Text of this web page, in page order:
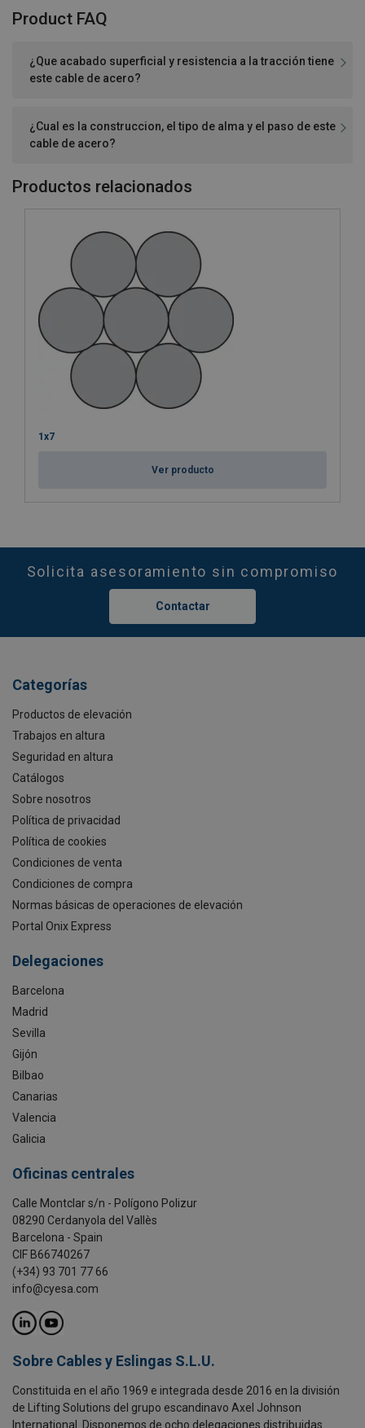
Product FAQ
¿Que acabado superficial y resistencia a la tracción tiene
este cable de acero?
¿Cual es la construccion, el tipo de alma y el paso de este
cable de acero?
Productos relacionados
1x7
Ver producto
Solicita asesoramiento sin compromiso
Contactar
Categorías
Productos de elevación
Trabajos en altura
Seguridad en altura
Catálogos
Sobre nosotros
Política de privacidad
Política de cookies
Condiciones de venta
Condiciones de compra
Normas básicas de operaciones de elevación
Portal Onix Express
Delegaciones
Barcelona
Madrid
Sevilla
Gijón
Bilbao
Canarias
Valencia
Galicia
Oficinas centrales
Calle Montclar s/n - Polígono Polizur
08290 Cerdanyola del Vallès
Barcelona - Spain
CIF B66740267
(+34) 93 701 77 66
info@cyesa.com
Sobre Cables y Eslingas S.L.U.
Constituida en el año 1969 e integrada desde 2016 en la división
de Lifting Solutions del grupo escandinavo Axel Johnson
International. Disponemos de ocho delegaciones distribuidas